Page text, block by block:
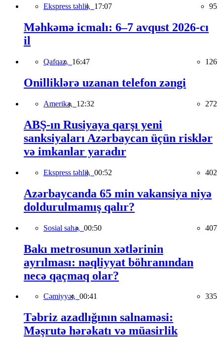
Ekspress təhlil, 17:07 95
Məhkəmə icmalı: 6–7 avqust 2026-cı
il
Qafqaz, 16:47 126
Onilliklərə uzanan telefon zəngi
Amerika, 12:32 272
ABŞ-ın Rusiyaya qarşı yeni
sanksiyaları Azərbaycan üçün risklər
və imkanlar yaradır
Ekspress təhlil, 00:52 402
Azərbaycanda 65 min vakansiya niyə
doldurulmamış qalır?
Sosial sahə, 00:50 407
Bakı metrosunun xətlərinin
ayrılması: nəqliyyat böhranından
necə qaçmaq olar?
Cəmiyyət, 00:41 335
Təbriz azadlığının salnaməsi:
Məşrutə hərəkatı və müasirlik